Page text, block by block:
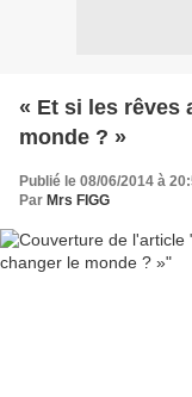
« Et si les rêves
monde ? »
Publié le 08/06/2014 à
Par Mrs FIGG